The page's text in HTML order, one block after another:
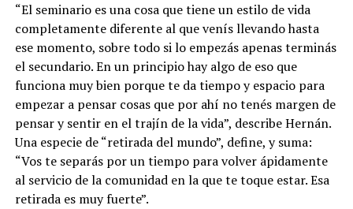
“El seminario es una cosa que tiene un estilo de vida
completamente diferente al que venís llevando hasta
ese momento, sobre todo si lo empezás apenas terminás
el secundario. En un principio hay algo de eso que
funciona muy bien porque te da tiempo y espacio para
empezar a pensar cosas que por ahí no tenés margen de
pensar y sentir en el trajín de la vida”, describe Hernán.
Una especie de “retirada del mundo”, define, y suma:
“Vos te separás por un tiempo para volver ápidamente
al servicio de la comunidad en la que te toque estar. Esa
retirada es muy fuerte”.